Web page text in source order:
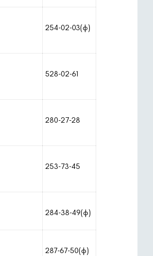
254-02-03(ф)
528-02-61
280-27-28
253-73-45
284-38-49(ф)
287-67-50(ф)